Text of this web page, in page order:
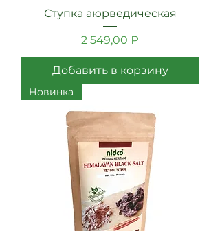
Ступка аюрведическая
Цена
2 549,00 ₽
Добавить в корзину
Новинка